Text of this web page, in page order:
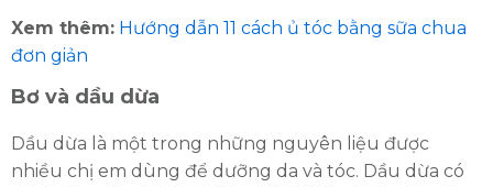
Xem thêm: Hướng dẫn 11 cách ủ tóc bằng sữa chua
đơn giản
Bơ và dầu dừa
Dầu dừa là một trong những nguyên liệu được
nhiều chị em dùng để dưỡng da và tóc. Dầu dừa có